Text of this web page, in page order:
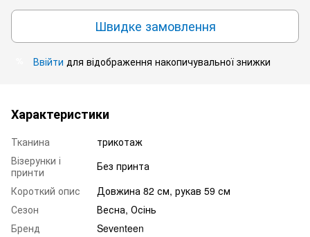
Швидке замовлення
Ввійти для відображення накопичувальної знижки
Характеристики
Тканина
трикотаж
Візерунки і
принти
Без принта
Короткий опис
Довжина 82 см, рукав 59 см
Сезон
Весна, Осінь
Бренд
Seventeen